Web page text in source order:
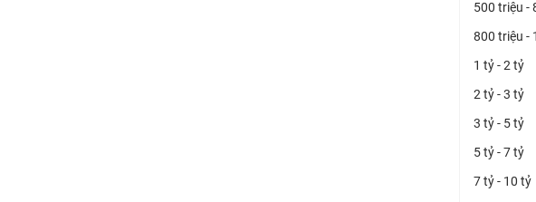
500 triệu -
800 triệu -
1 tỷ - 2 tỷ
2 tỷ - 3 tỷ
3 tỷ - 5 tỷ
5 tỷ - 7 tỷ
7 tỷ - 10 tỷ